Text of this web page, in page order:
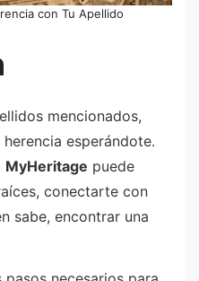
con Tu Apellido
mencionados,
esperándote.
MyHeritage puede
conectarte con
sabe, encontrar una